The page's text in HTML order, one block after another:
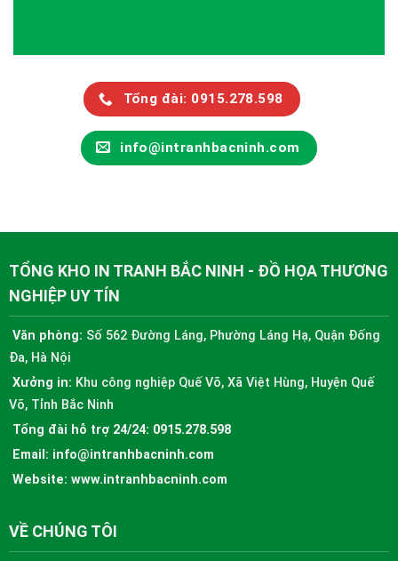
Tổng đài: 0915.278.598
info@intranhbacninh.com
TỔNG KHO IN TRANH BẮC NINH - ĐỒ HỌA THƯƠNG
NGHIỆP UY TÍN
Văn phòng: Số 562 Đường Láng, Phường Láng Hạ, Quận Đống
Đa, Hà Nội
Xưởng in: Khu công nghiệp Quế Võ, Xã Việt Hùng, Huyện Quế
Võ, Tỉnh Bắc Ninh
Tổng đài hỗ trợ 24/24: 0915.278.598
Email: info@intranhbacninh.com
Website: www.intranhbacninh.com
VỀ CHÚNG TÔI